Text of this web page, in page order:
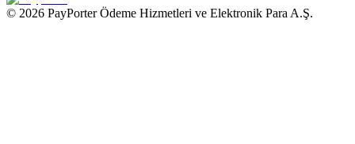
© 2026 PayPorter Ödeme Hizmetleri ve Elektronik Para A.Ş.